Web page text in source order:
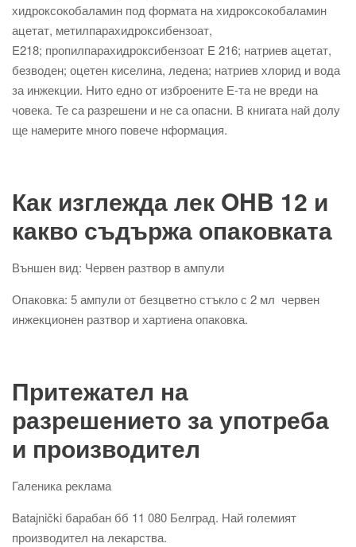
хидроксокобаламин под формата на хидроксокобаламин
ацетат, метилпарахидроксибензоат,
E218; пропилпарахидроксибензоат E 216; натриев ацетат,
безводен; оцетен киселина, ледена; натриев хлорид и вода
за инжекции. Нито едно от изброените Е-та не вреди на
човека. Те са разрешени и не са опасни. В книгата най долу
ще намерите много повече нформация.
Как изглежда лек OHB 12 и
какво съдържа опаковката
Външен вид: Червен разтвор в ампули
Опаковка: 5 ампули от безцветно стъкло с 2 мл червен
инжекционен разтвор и хартиена опаковка.
Притежател на
разрешението за употреба
и производител
Галеника реклама
Batajnički барабан бб 11 080 Белград. Най големият
производител на лекарства.